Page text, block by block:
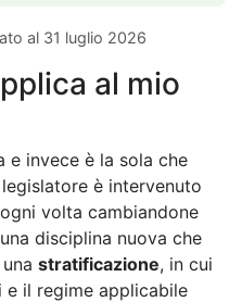
al 31 luglio 2026
al mio
e invece è la sola che
è intervenuto
volta cambiandone
disciplina nuova che
stratificazione, in cui
il regime applicabile